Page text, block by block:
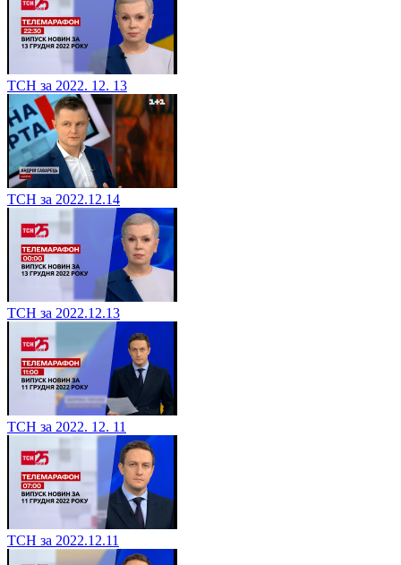
ТСН за 2022. 12. 13
ТСН за 2022.12.14
ТСН за 2022.12.13
ТСН за 2022. 12. 11
ТСН за 2022.12.11